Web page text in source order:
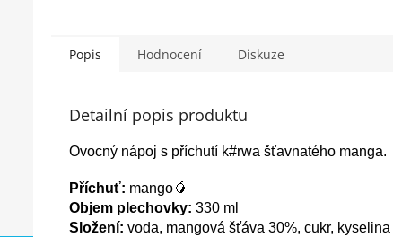
Popis Hodnocení Diskuze
Detailní popis produktu
Ovocný nápoj s příchutí k#rwa šťavnatého manga.
Příchuť: mango🥭
Objem plechovky: 330 ml
Složení: voda, mangová šťáva 30%, cukr,